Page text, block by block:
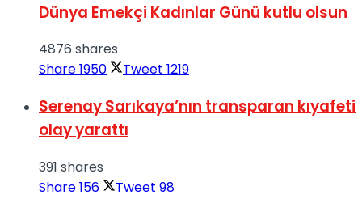
Dünya Emekçi Kadınlar Günü kutlu olsun
4876 shares
Share1950 Tweet 1219
Serenay Sarıkaya’nın transparan kıyafeti
olay yarattı
391 shares
Share156 Tweet 98